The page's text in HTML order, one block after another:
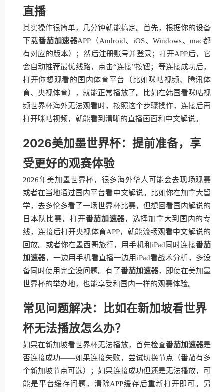
直播
其实操作很简单，几分钟就能搞定。首先，根据你的设备
下载番茄加速器APP（Android、iOS、Windows、mac都
有对应的版本）；然后注册账号并登录；打开APP后，它
会自动推荐最优线路，点击“连接”按钮；等连接成功后，
打开你想观看的国内体育平台（比如咪咕视频、腾讯体
育、央视体育），就能正常播放了。比如在韩国看咪咕视
频世界杯海外无法观看时，按照这个步骤操作，连接后再
打开咪咕视频，就能看到清晰的直播画面和中文解说。
2026美加墨世界杯：提前准备，享
受更好的观赛体验
2026年美加墨世界杯，很多海外华人可能会去现场观赛
或者在当地通过国内平台看中文解说。比如你在加拿大留
学，去多伦多看了一场世界杯比赛，但想回看国内解说的
日本队比赛，打开番茄加速器，选择加拿大到国内的专
线，连接后打开央视体育APP，就能流畅观看中文解说的
回放。或者你在墨西哥旅行，用手机和iPad同时连接番茄
加速器，一边用手机看直播一边用iPad看战术分析，多设
备同时使用完全没问题。有了番茄加速器，即使在美加墨
世界杯的举办地，也能享受和国内一样的观赛体验。
常见问题解决：比如在新加坡看世界
杯无法播放怎么办？
如果在新加坡看世界杯无法播放，首先检查番茄加速器是
否连接成功——如果连接失败，尝试切换节点（番茄有多
个新加坡节点可选）；如果连接成功但还是无法播放，可
能是平台缓存问题，清除APP缓存后重新打开即可。另